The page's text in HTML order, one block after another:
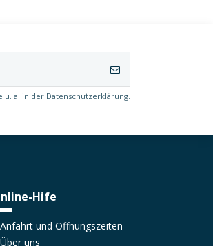
a. in der Datenschutzerklärung.
Hife
Anfahrt und Öffnungszeiten
Über uns